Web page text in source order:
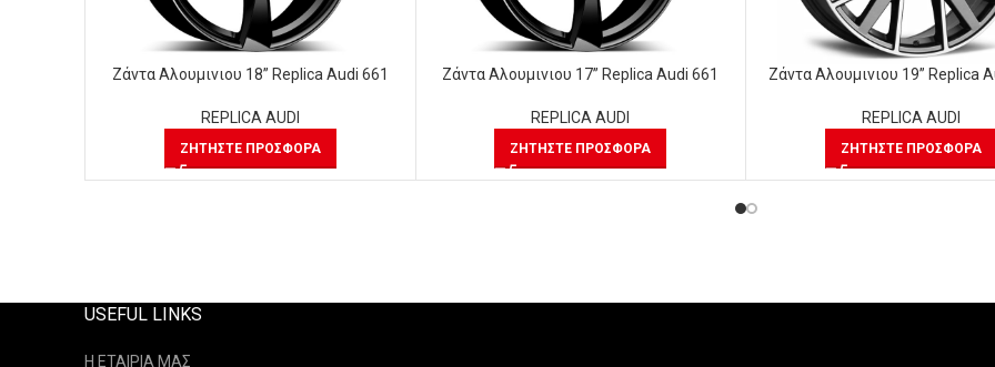
Ζάντα Αλουμινιου 18” Replica Audi 661
REPLICA AUDI
ΖΗΤΉΣΤΕ ΠΡΟΣΦΟΡΆ
Ζάντα Αλουμινιου 17” Replica Audi 661
REPLICA AUDI
ΖΗΤΉΣΤΕ ΠΡΟΣΦΟΡΆ
Ζάντα Αλουμινιου 19” Replica
REPLICA AUDI
ΖΗΤΉΣΤΕ ΠΡΟΣΦΟΡΆ
USEFUL LINKS
Η ΕΤΑΙΡΙΑ ΜΑΣ